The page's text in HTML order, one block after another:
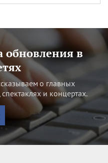
в
о главных
и концертах.